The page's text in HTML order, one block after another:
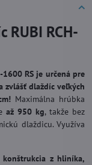
RUBI RCH-
1600 RS je určená pre
zvlášť dlaždíc veľkých
Maximálna hrúbka
až 950 kg, takže bez
dlaždicu. Využíva
z hliníka,